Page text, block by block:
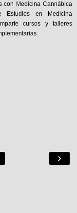
con Medicina Cannábica
Estudios en Medicina
cursos y talleres
.
›